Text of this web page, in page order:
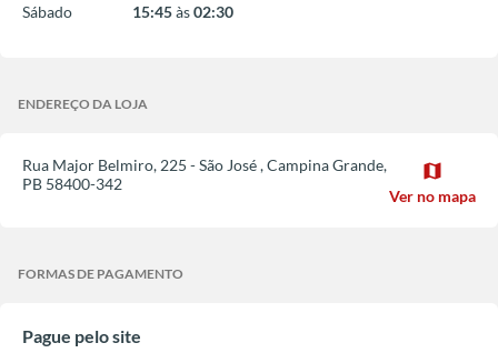
Sábado
15:45às02:30
ENDEREÇO DA LOJA
Rua Major Belmiro, 225 - São José,Campina Grande,
PB 58400-342
map
Ver no mapa
FORMAS DE PAGAMENTO
Pague pelo site